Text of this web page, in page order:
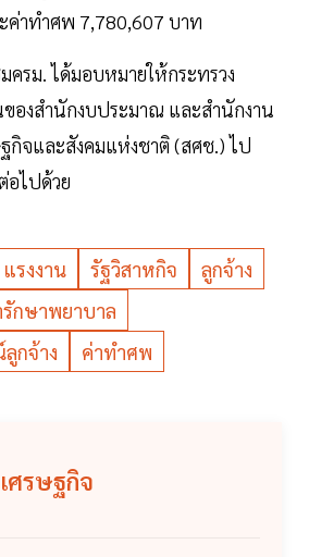
ค่าทำศพ 7,780,607 บาท
ครม. ได้มอบหมายให้กระทรวง
ของสำนักงบประมาณ และสำนักงาน
กิจและสังคมแห่งชาติ (สศช.) ไป
อไปด้วย
แรงงาน รัฐวิสาหกิจ
ลูกจ้าง
รักษาพยาบาล
กจ้าง
ค่าทำศพ
ศรษฐกิจ